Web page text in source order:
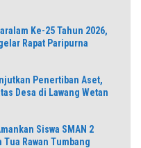
Ke-25 Tahun 2026,
Rapat Paripurna
Penertiban Aset,
Desa di Lawang Wetan
Siswa SMAN 2
Rawan Tumbang